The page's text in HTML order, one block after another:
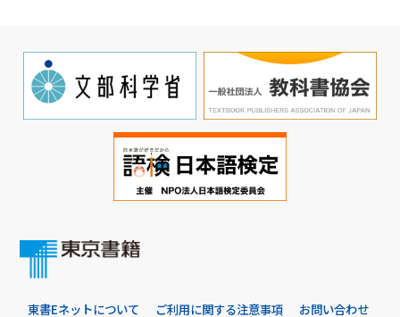
東書Eネットについて ご利用に関する注意事項 お問い合わせ